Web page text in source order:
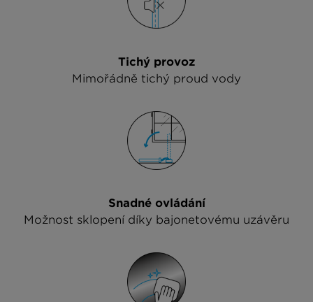
Tichý provoz
Mimořádně tichý proud vody
Snadné ovládání
Možnost sklopení díky bajonetovému uzávěru